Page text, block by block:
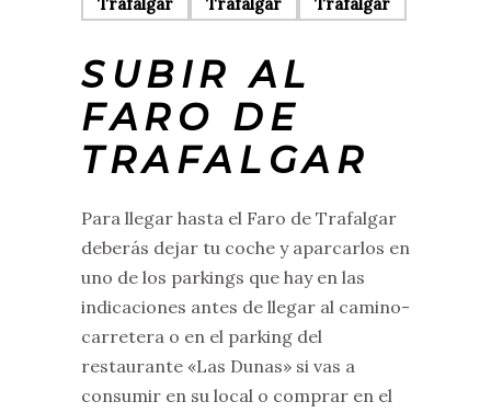
SUBIR AL
FARO DE
TRAFALGAR
Para llegar hasta el Faro de Trafalgar
deberás dejar tu coche y aparcarlos en
uno de los parkings que hay en las
indicaciones antes de llegar al camino-
carretera o en el parking del
restaurante «Las Dunas» si vas a
consumir en su local o comprar en el